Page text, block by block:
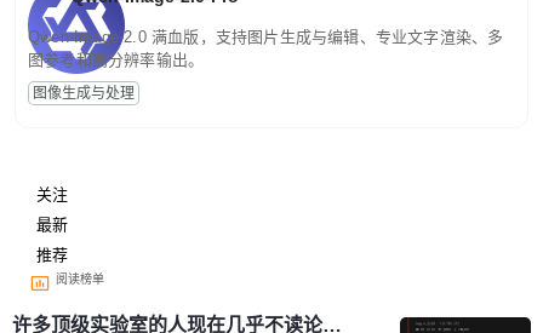
Qwen-Image-2.0 满血版，支持图片生成与编辑、专业文字渲染、多
图参考和高分辨率输出。
图像生成与处理
关注
最新
推荐
阅读榜单
许多顶级实验室的人现在几乎不读论文